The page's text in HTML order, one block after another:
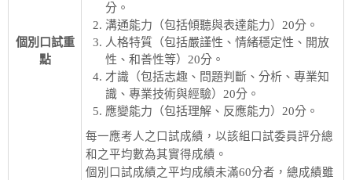
個別口試重
點
分。
溝通能力（包括傾聽與表達能力）20分。
人格特質（包括嚴謹性、情緒穩定性、開放
性、和善性等）20分。
才識（包括志趣、問題判斷、分析、專業知
識、專業技術與經驗）20分。
應變能力（包括理解、反應能力）20分。
每一應考人之口試成績，以該組口試委員評分總
和之平均數為其實得成績。
個別口試成績之平均成績未滿60分者，總成績雖